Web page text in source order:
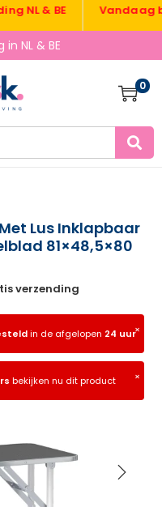
& BE Vandaag
NL & BE
0
Lus Inklapbaar
81×48,5×80
verzending
×
in de afgelopen 24 uur
×
bekijken nu dit product